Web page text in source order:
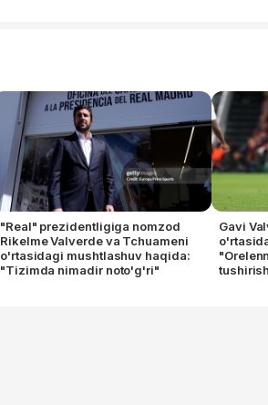
"Real" prezidentligiga nomzod
Rikelme Valverde va Tchuameni
o'rtasidagi mushtlashuv haqida:
"Tizimda nimadir noto'g'ri"
Gavi